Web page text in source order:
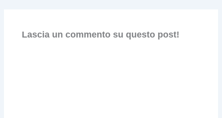
Lascia un commento su questo post!